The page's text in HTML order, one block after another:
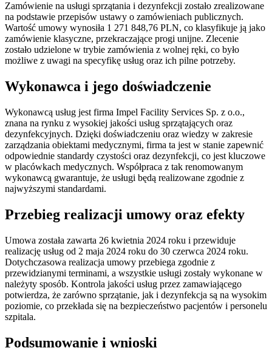
Zamówienie na usługi sprzątania i dezynfekcji zostało zrealizowane
na podstawie przepisów ustawy o zamówieniach publicznych.
Wartość umowy wynosiła 1 271 848,76 PLN, co klasyfikuje ją jako
zamówienie klasyczne, przekraczające progi unijne. Zlecenie
zostało udzielone w trybie zamówienia z wolnej ręki, co było
możliwe z uwagi na specyfikę usług oraz ich pilne potrzeby.
Wykonawca i jego doświadczenie
Wykonawcą usług jest firma Impel Facility Services Sp. z o.o.,
znana na rynku z wysokiej jakości usług sprzątających oraz
dezynfekcyjnych. Dzięki doświadczeniu oraz wiedzy w zakresie
zarządzania obiektami medycznymi, firma ta jest w stanie zapewnić
odpowiednie standardy czystości oraz dezynfekcji, co jest kluczowe
w placówkach medycznych. Współpraca z tak renomowanym
wykonawcą gwarantuje, że usługi będą realizowane zgodnie z
najwyższymi standardami.
Przebieg realizacji umowy oraz efekty
Umowa została zawarta 26 kwietnia 2024 roku i przewiduje
realizację usług od 2 maja 2024 roku do 30 czerwca 2024 roku.
Dotychczasowa realizacja umowy przebiega zgodnie z
przewidzianymi terminami, a wszystkie usługi zostały wykonane w
należyty sposób. Kontrola jakości usług przez zamawiającego
potwierdza, że zarówno sprzątanie, jak i dezynfekcja są na wysokim
poziomie, co przekłada się na bezpieczeństwo pacjentów i personelu
szpitala.
Podsumowanie i wnioski